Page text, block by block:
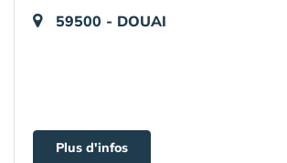
59500 - DOUAI
Plus d'infos